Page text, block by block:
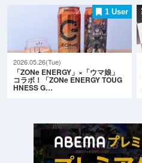
1 User
2026.05.26(Tue)
「ZONe ENERGY」×「ウマ娘」
コラボ！「ZONe ENERGY TOUG
HNESS G…